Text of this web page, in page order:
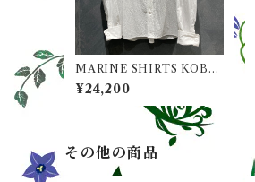
MARINE SHIRTS KOBE
(マリンシャツ KOBE) / Co
l. White(ホワイト)
¥24,200
その他の商品